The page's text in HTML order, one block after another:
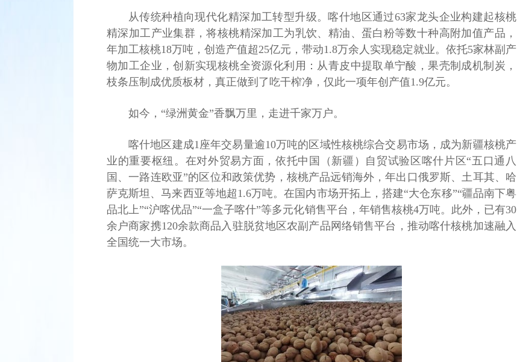
从传统种植向现代化精深加工转型升级。喀什地区通过63家龙头企业构建起核桃
精深加工产业集群，将核桃精深加工为乳饮、精油、蛋白粉等数十种高附加值产品，
年加工核桃18万吨，创造产值超25亿元，带动1.8万余人实现稳定就业。依托5家林副产
物加工企业，创新实现核桃全资源化利用：从青皮中提取单宁酸，果壳制成机制炭，
枝条压制成优质板材，真正做到了吃干榨净，仅此一项年创产值1.9亿元。
如今，“绿洲黄金”香飘万里，走进千家万户。
喀什地区建成1座年交易量逾10万吨的区域性核桃综合交易市场，成为新疆核桃产
业的重要枢纽。在对外贸易方面，依托中国（新疆）自贸试验区喀什片区“五口通八
国、一路连欧亚”的区位和政策优势，核桃产品远销海外，年出口俄罗斯、土耳其、哈
萨克斯坦、马来西亚等地超1.6万吨。在国内市场开拓上，搭建“大仓东移”“疆品南下粤
品北上”“沪喀优品”“一盒子喀什”等多元化销售平台，年销售核桃4万吨。此外，已有30
余户商家携120余款商品入驻脱贫地区农副产品网络销售平台，推动喀什核桃加速融入
全国统一大市场。